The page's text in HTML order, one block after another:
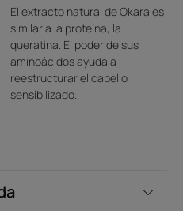
El extracto natural de Okara es
similar a la proteína, la
queratina. El poder de sus
aminoácidos ayuda a
reestructurar el cabello
sensibilizado.